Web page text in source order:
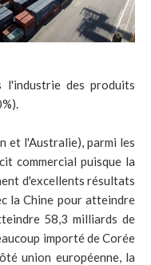
des produits
et l'Australie), parmi les
commercial puisque la
d'excellents résultats
la Chine pour atteindre
58,3 milliards de
importé de Corée
union européenne, la